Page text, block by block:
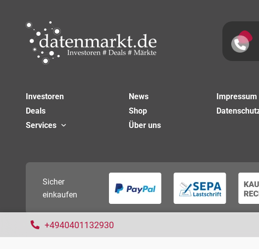
Investoren
Deals
Services
News
Shop
Über uns
Impressum
Sicher
einkaufen
+4940401132930